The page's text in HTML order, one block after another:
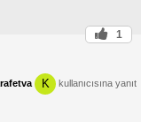
1
K kullanıcısına yanıt